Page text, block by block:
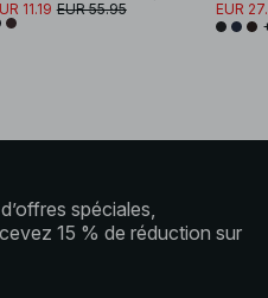
11.19 EUR 55.95
EUR
spéciales,
15 % de réduction sur